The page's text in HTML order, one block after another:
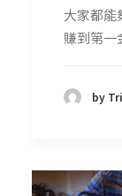
大家都能
賺到第一
by